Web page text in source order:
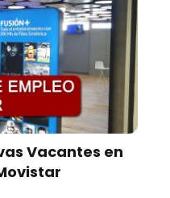
Vacantes en